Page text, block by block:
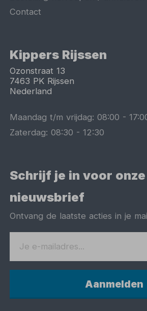
Contact
Kippers Rijssen
Ozonstraat 13
7463 PK Rijssen
Nederland
Maandag t/m vrijdag:08:00 -
Zaterdag:08:30 -12:30
Schrijf je in voor onze
nieuwsbrief
Ontvang de laatste acties in je
Aanmelden